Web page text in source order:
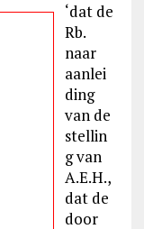
‘dat de
Rb.
naar
aanlei
ding
van de
stellin
g van
A.E.H.,
dat de
door